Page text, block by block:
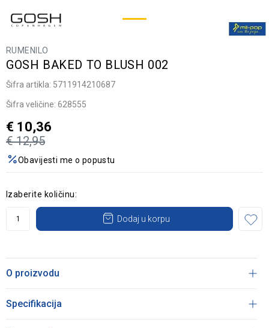
RUMENILO
GOSH BAKED TO BLUSH 002
Šifra artikla: 5711914210687
Šifra veličine: 628555
€ 12,95
€ 10,36
Obavijesti me o popustu
Izaberite količinu:
Dodaj u korpu
O proizvodu
Specifikacija